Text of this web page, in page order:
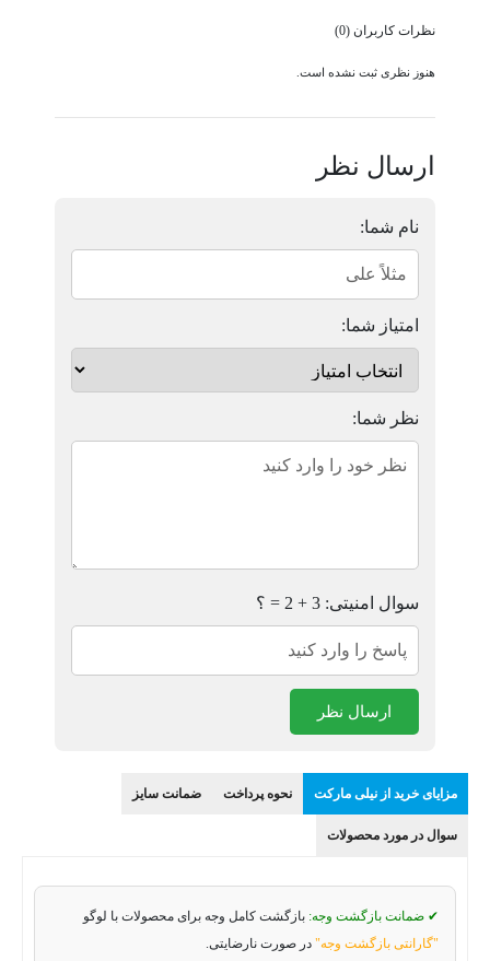
نظرات کاربران (0)
هنوز نظری ثبت نشده است.
ارسال نظر
نام شما:
امتیاز شما:
نظر شما:
سوال امنیتی: 3 + 2 = ؟
ارسال نظر
مزایای خرید از نیلی مارکت نحوه پرداخت ضمانت سایز
سوال در مورد محصولات
✔ ضمانت بازگشت وجه: بازگشت کامل وجه برای محصولات با لوگو
"گارانتی بازگشت وجه" در صورت نارضایتی.